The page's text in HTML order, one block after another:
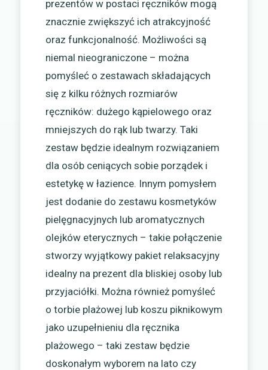
prezentów w postaci ręczników mogą
znacznie zwiększyć ich atrakcyjność
oraz funkcjonalność. Możliwości są
niemal nieograniczone – można
pomyśleć o zestawach składających
się z kilku różnych rozmiarów
ręczników: dużego kąpielowego oraz
mniejszych do rąk lub twarzy. Taki
zestaw będzie idealnym rozwiązaniem
dla osób ceniących sobie porządek i
estetykę w łazience. Innym pomysłem
jest dodanie do zestawu kosmetyków
pielęgnacyjnych lub aromatycznych
olejków eterycznych – takie połączenie
stworzy wyjątkowy pakiet relaksacyjny
idealny na prezent dla bliskiej osoby lub
przyjaciółki. Można również pomyśleć
o torbie plażowej lub koszu piknikowym
jako uzupełnieniu dla ręcznika
plażowego – taki zestaw będzie
doskonałym wyborem na lato czy